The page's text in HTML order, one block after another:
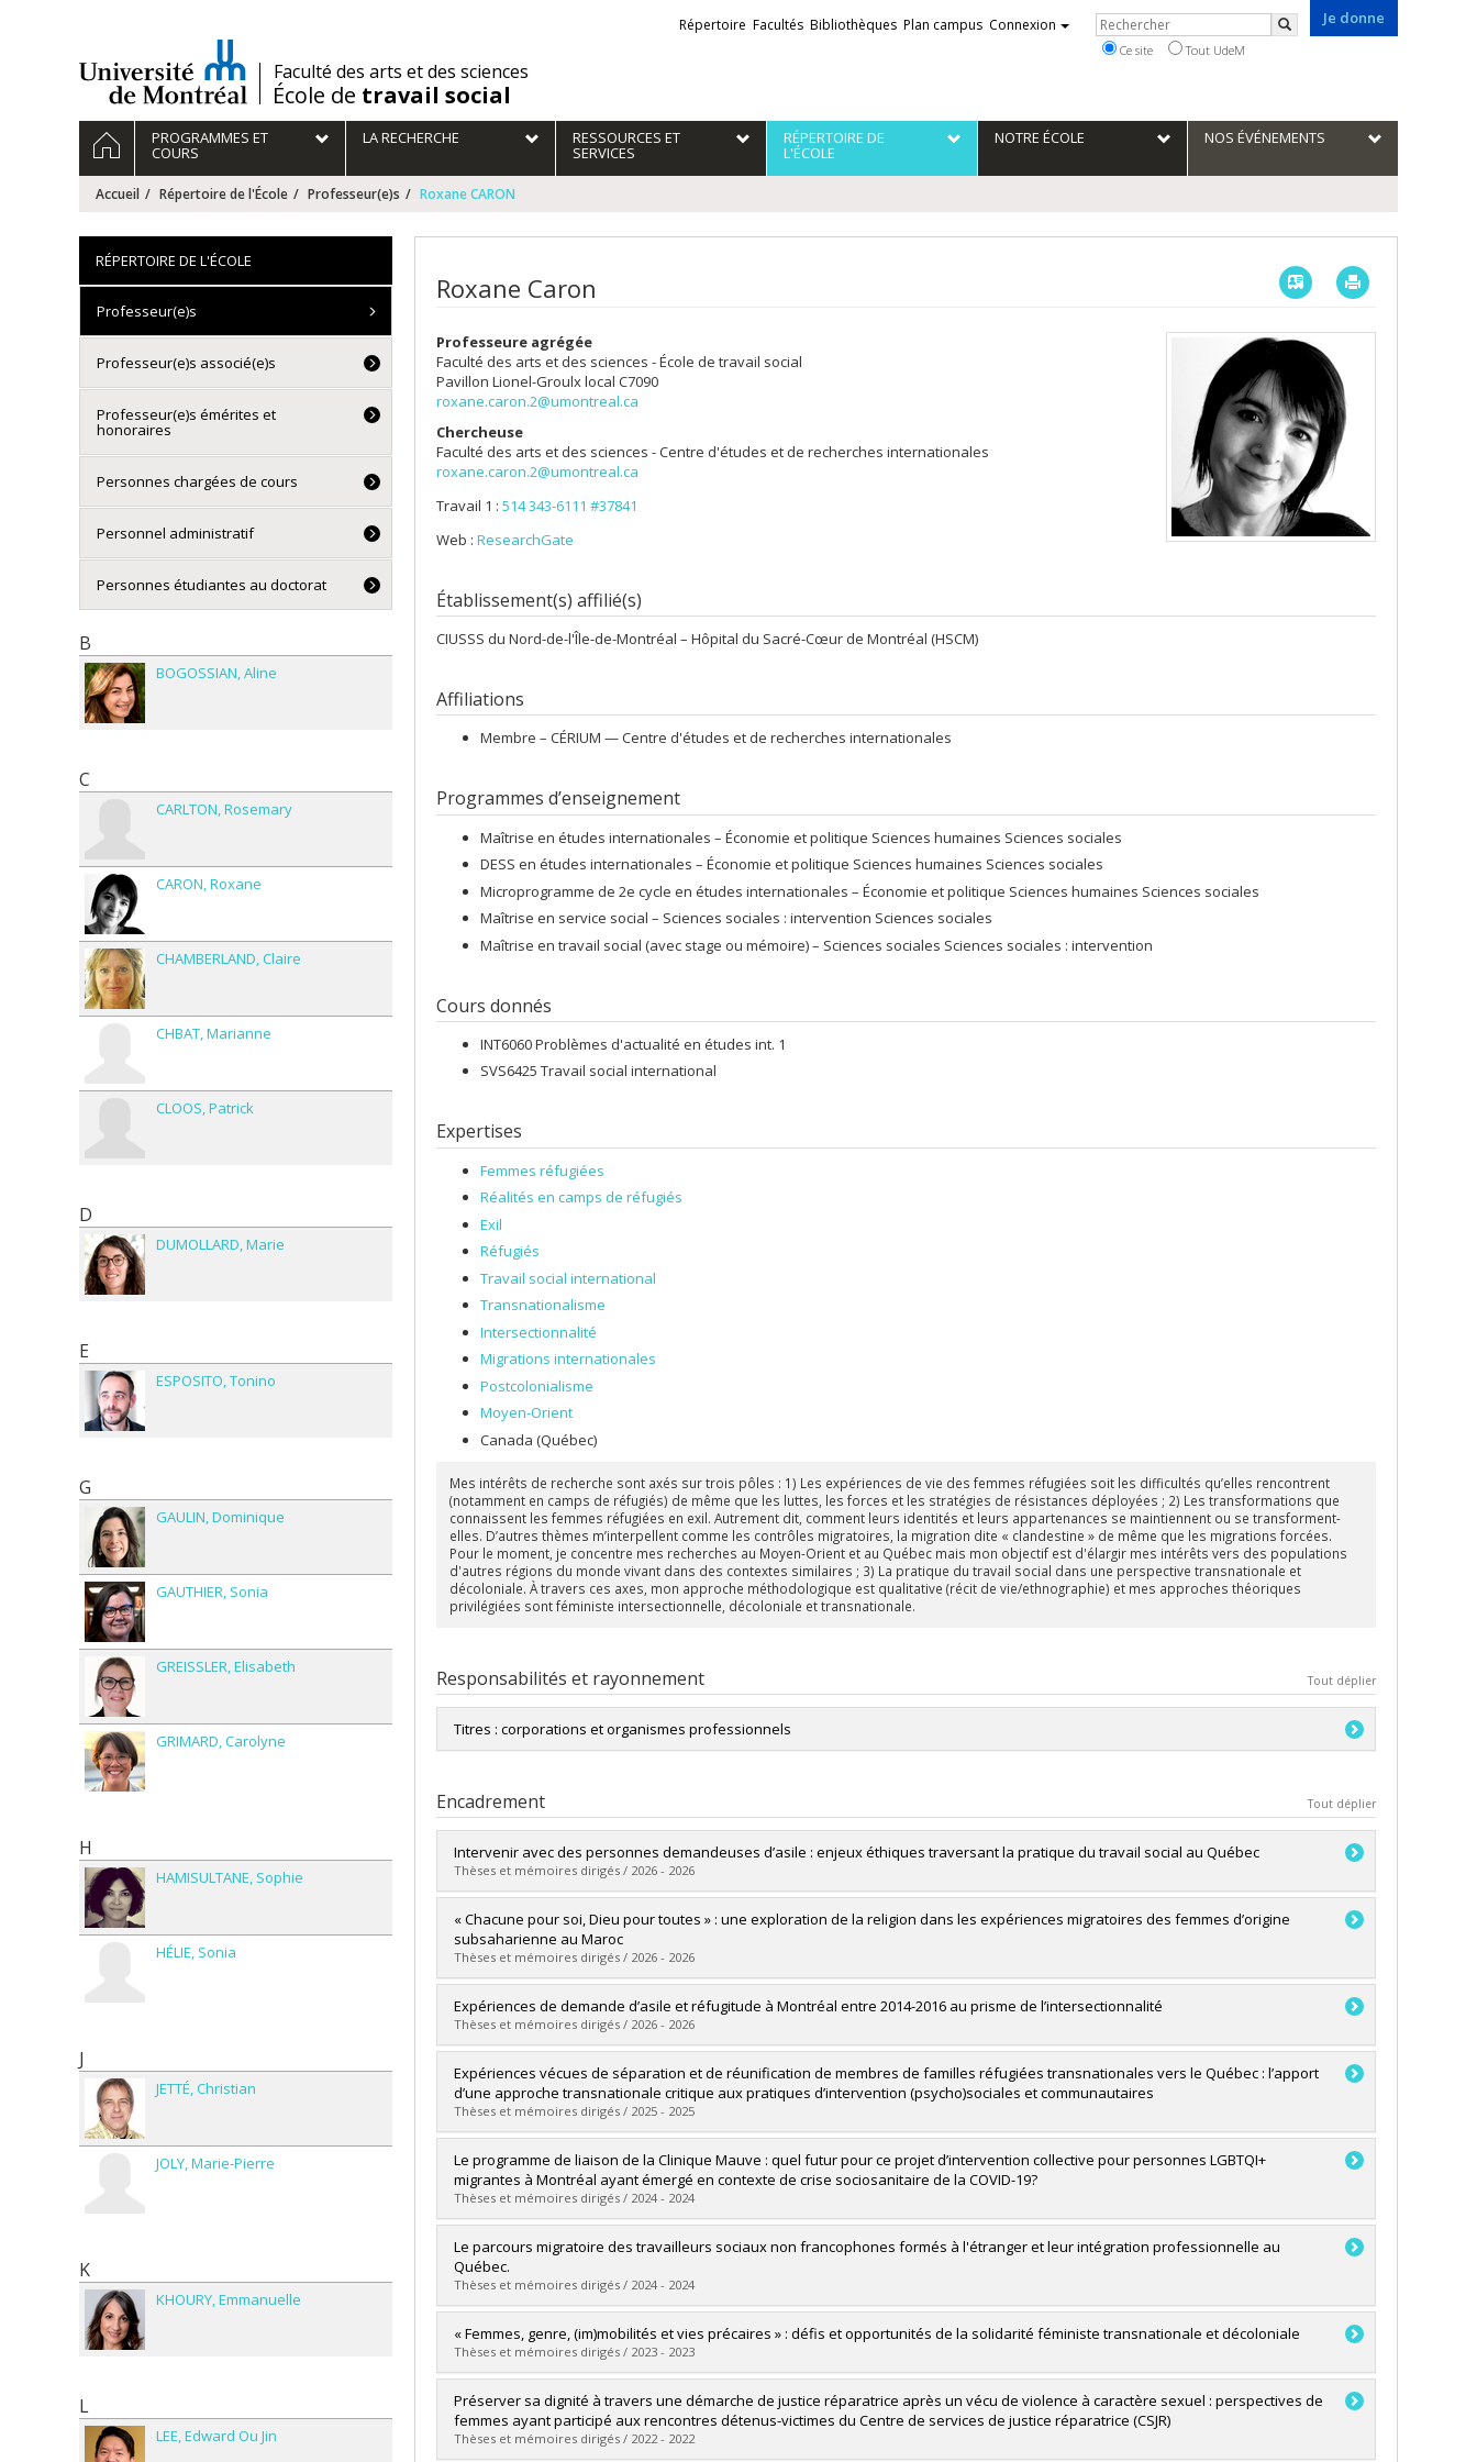
/Faculté des arts et des sciences
École de travail social
Je donne
Liens
externes
Répertoire Facultés Bibliothèques Plan campus Connexion Rechercher
Rechercher
Ce site Tout UdeM
Navigation
principale
ACCUEILPROGRAMMES ET
COURS
LA RECHERCHE RESSOURCES ET
SERVICES
RÉPERTOIRE DE
L'ÉCOLE
NOTRE ÉCOLE NOS ÉVÉNEMENTS
Accueil Répertoire de l'École Professeur(e)s Roxane CARON
Roxane Caron Vcard
Professeure agrégée
Faculté des arts et des sciences - École de travail social
Pavillon Lionel-Groulxlocal C7090
roxane.caron.2@umontreal.ca
Chercheuse
Faculté des arts et des sciences - Centre d'études et de recherches internationales
roxane.caron.2@umontreal.ca
Travail 1 : 514 343-6111 #37841
Web : ResearchGate
Établissement(s) affilié(s)
CIUSSS du Nord-de-l'Île-de-Montréal – Hôpital du Sacré-Cœur de Montréal (HSCM)
Affiliations
Membre – CÉRIUM — Centre d'études et de recherches internationales
Programmes d’enseignement
Maîtrise en études internationales – Économie et politique Sciences humaines Sciences sociales
DESS en études internationales – Économie et politique Sciences humaines Sciences sociales
Microprogramme de 2e cycle en études internationales – Économie et politique Sciences humaines Sciences sociales
Maîtrise en service social – Sciences sociales : intervention Sciences sociales
Maîtrise en travail social (avec stage ou mémoire) – Sciences sociales Sciences sociales : intervention
Cours donnés
INT6060 Problèmes d'actualité en études int. 1
SVS6425 Travail social international
Expertises
Femmes réfugiées
Réalités en camps de réfugiés
Exil
Réfugiés
Travail social international
Transnationalisme
Intersectionnalité
Migrations internationales
Postcolonialisme
Moyen-Orient
Canada (Québec)
Mes intérêts de recherche sont axés sur trois pôles : 1) Les expériences de vie des femmes réfugiées soit les difficultés qu’elles rencontrent
(notamment en camps de réfugiés) de même que les luttes, les forces et les stratégies de résistances déployées ; 2) Les transformations que
connaissent les femmes réfugiées en exil. Autrement dit, comment leurs identités et leurs appartenances se maintiennent ou se transforment-
elles. D’autres thèmes m’interpellent comme les contrôles migratoires, la migration dite « clandestine » de même que les migrations forcées.
Pour le moment, je concentre mes recherches au Moyen-Orient et au Québec mais mon objectif est d'élargir mes intérêts vers des populations
d'autres régions du monde vivant dans des contextes similaires ; 3) La pratique du travail social dans une perspective transnationale et
décoloniale. À travers ces axes, mon approche méthodologique est qualitative (récit de vie/ethnographie) et mes approches théoriques
privilégiées sont féministe intersectionnelle, décoloniale et transnationale.
Responsabilités et rayonnement Tout déplier
Titres : corporations et organismes professionnels
Encadrement Tout déplier
Intervenir avec des personnes demandeuses d’asile : enjeux éthiques traversant la pratique du travail social au Québec
Thèses et mémoires dirigés / 2026 - 2026
Diplômé(e) :Ethier, Stéphanie
Cycle :Doctorat
Diplôme obtenu :Ph. D.
Lien vers le document dans Papyrus
« Chacune pour soi, Dieu pour toutes » : une exploration de la religion dans les expériences migratoires des femmes d’origine
subsaharienne au Maroc
Thèses et mémoires dirigés / 2026 - 2026
Diplômé(e) :Bouvet-Hasab Alla, Yasmine
Cycle : Maîtrise
Diplôme obtenu :M. Sc.
Lien vers le document dans Papyrus
Expériences de demande d’asile et réfugitude à Montréal entre 2014-2016 au prisme de l’intersectionnalité
Thèses et mémoires dirigés / 2026 - 2026
Diplômé(e) :Lester, Caroline
Cycle :Maîtrise
Diplôme obtenu :M. Sc.
Lien vers le document dans Papyrus
Expériences vécues de séparation et de réunification de membres de familles réfugiées transnationales vers le Québec : l’apport
d’une approche transnationale critique aux pratiques d’intervention (psycho)sociales et communautaires
Thèses et mémoires dirigés / 2025 - 2025
Diplômé(e) :Richard, Myriam
Cycle :Doctorat
Diplôme obtenu :Ph. D.
Lien vers le document dans Papyrus
Le programme de liaison de la Clinique Mauve : quel futur pour ce projet d’intervention collective pour personnes LGBTQI+
migrantes à Montréal ayant émergé en contexte de crise sociosanitaire de la COVID-19?
Thèses et mémoires dirigés / 2024 - 2024
Diplômé(e) :Chehaitly, Sébastien
Cycle :Maîtrise
Diplôme obtenu :M. Sc.
Lien vers le document dans Papyrus
Le parcours migratoire des travailleurs sociaux non francophones formés à l'étranger et leur intégration professionnelle au
Québec.
Thèses et mémoires dirigés / 2024 - 2024
Diplômé(e) :Cernei, Mihaela
Cycle : Maîtrise
Diplôme obtenu :M. Sc.
Lien vers le document dans Papyrus
« Femmes, genre, (im)mobilités et vies précaires » : défis et opportunités de la solidarité féministe transnationale et décoloniale
Thèses et mémoires dirigés / 2023 - 2023
Diplômé(e) : Malaket, Mireille
Cycle :Maîtrise
Diplôme obtenu :M. Sc.
Préserver sa dignité à travers une démarche de justice réparatrice après un vécu de violence à caractère sexuel : perspectives de
femmes ayant participé aux rencontres détenus-victimes du Centre de services de justice réparatrice (CSJR)
Thèses et mémoires dirigés / 2022 - 2022
RÉPERTOIRE DE L'ÉCOLE
Professeur(e)s
Professeur(e)s associé(e)s
Professeur(e)s émérites et
honoraires
Personnes chargées de cours
Personnel administratif
Personnes étudiantes au doctorat
B
BOGOSSIAN Aline
C
CARLTON Rosemary
CARON Roxane
CHAMBERLAND Claire
CHBAT Marianne
CLOOS Patrick
D
DUMOLLARD Marie
E
ESPOSITO Tonino
G
GAULIN Dominique
GAUTHIER Sonia
GREISSLER Elisabeth
GRIMARD Carolyne
H
HAMISULTANE Sophie
HÉLIE Sonia
J
JETTÉ Christian
JOLY Marie-Pierre
K
KHOURY Emmanuelle
L
LEE Edward Ou Jin